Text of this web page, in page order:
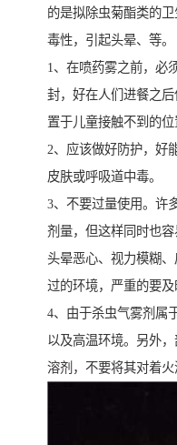
的是拟除虫菊酯类的
毒性，引起头晕、等。
1、在喷药雾之前，必
封，好在人们进餐之
置于儿童接触不到的位
2、应该做好防护，好
皮肤或呼吸道中毒。
3、不要过量使用。许
剂量，但这样同时也
头晕恶心、视力模糊
过的环境，严重的要及
4、由于杀虫气雾剂属
以及高温环境。另外
溶剂，不要将其对着